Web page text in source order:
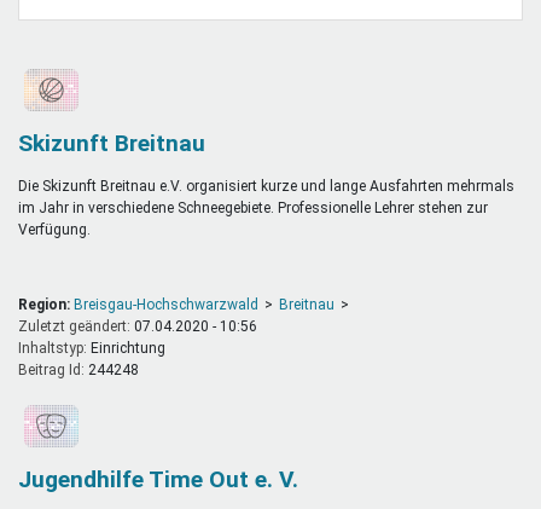
Skizunft Breitnau
Die Skizunft Breitnau e.V. organisiert kurze und lange Ausfahrten mehrmals
im Jahr in verschiedene Schneegebiete. Professionelle Lehrer stehen zur
Verfügung.
Region: Breisgau-Hochschwarzwald
Breitnau
Zuletzt geändert: 07.04.2020 - 10:56
Inhaltstyp:
einrichtung
Beitrag Id: 244248
Jugendhilfe Time Out e. V.